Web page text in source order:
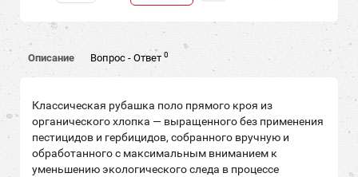
Описание Вопрос - Ответ 0
Классическая рубашка поло прямого кроя из
органического хлопка — выращенного без применения
пестицидов и гербицидов, собранного вручную и
обработанного с максимальным вниманием к
уменьшению экологического следа в процессе